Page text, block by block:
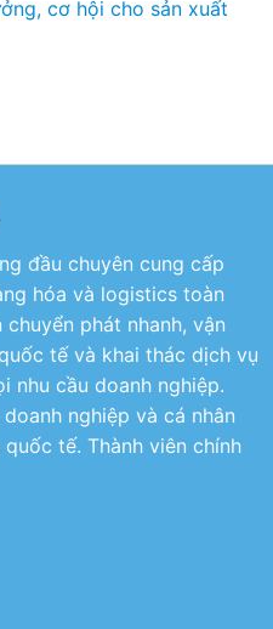
cơ hội cho sản xuất
đầu chuyên cung cấp
hóa và logistics toàn
phát nhanh, vận
tế và khai thác dịch vụ
nhu cầu doanh nghiệp.
nghiệp và cá nhân
tế. Thành viên chính